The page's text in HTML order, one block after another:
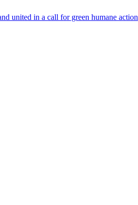
united in a call for green humane action